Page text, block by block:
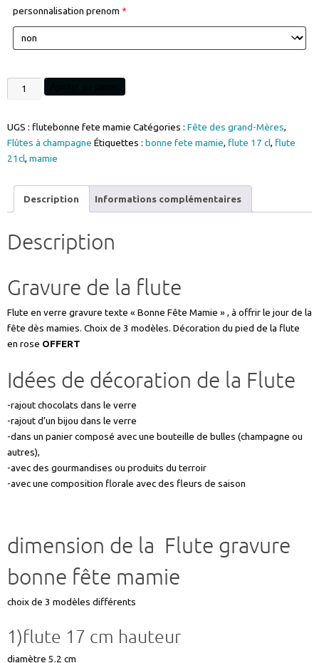
personnalisation prenom *
quantité
de
gravée
bonne
fête
choix
modèle
personnalisable
FLUTEBONNEFETEMAMIE2021-
UGS : flutebonne fete mamie Catégories : Fête des grand-Mères,
Flûtes à champagne Étiquettes : bonne fete mamie, flute 17 cl, flute
21cl, mamie
Description Informations complémentaires
Description
Gravure de la flute
Flute en verre gravure texte « Bonne Fête Mamie » , à offrir le jour de la
fête dès mamies. Choix de 3 modèles. Décoration du pied de la flute
en rose OFFERT
Idées de décoration de la Flute
-rajout chocolats dans le verre
-rajout d’un bijou dans le verre
-dans un panier composé avec une bouteille de bulles (champagne ou
autres),
-avec des gourmandises ou produits du terroir
-avec une composition florale avec des fleurs de saison
dimension de la Flute gravure
bonne fête mamie
choix de 3 modèles différents
1)flute 17 cm hauteur
diamètre 5.2 cm